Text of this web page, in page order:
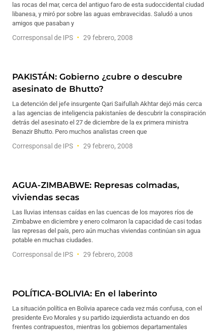
las rocas del mar, cerca del antiguo faro de esta sudoccidental ciudad
libanesa, y miró por sobre las aguas embravecidas. Saludó a unos
amigos que pasaban y
Corresponsal de IPS 29 febrero, 2008
PAKISTÁN: Gobierno ¿cubre o descubre
asesinato de Bhutto?
La detención del jefe insurgente Qari Saifullah Akhtar dejó más cerca
a las agencias de inteligencia pakistaníes de descubrir la conspiración
detrás del asesinato el 27 de diciembre de la ex primera ministra
Benazir Bhutto. Pero muchos analistas creen que
Corresponsal de IPS 29 febrero, 2008
AGUA-ZIMBABWE: Represas colmadas,
viviendas secas
Las lluvias intensas caídas en las cuencas de los mayores ríos de
Zimbabwe en diciembre y enero colmaron la capacidad de casi todas
las represas del país, pero aún muchas viviendas continúan sin agua
potable en muchas ciudades.
Corresponsal de IPS 29 febrero, 2008
POLÍTICA-BOLIVIA: En el laberinto
La situación política en Bolivia aparece cada vez más confusa, con el
presidente Evo Morales y su partido izquierdista actuando en dos
frentes contrapuestos, mientras los gobiernos departamentales